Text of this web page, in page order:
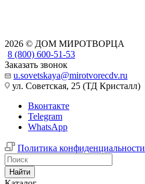
2026 © ДОМ МИРОТВОРЦА
8 (800) 600-51-53
Заказать звонок
u.sovetskaya@mirotvorecdv.ru
ул. Советская, 25 (ТД Кристалл)
Вконтакте
Telegram
WhatsApp
Политика конфиденциальности
Найти